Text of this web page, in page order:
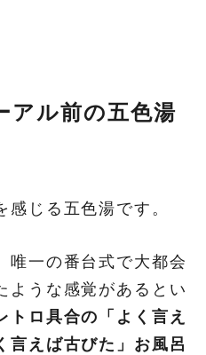
アル前の五色湯
感じる五色湯です。
唯一の番台式で大都会
ような感覚があるとい
トロ具合の「よく言え
言えば古びた」お風呂